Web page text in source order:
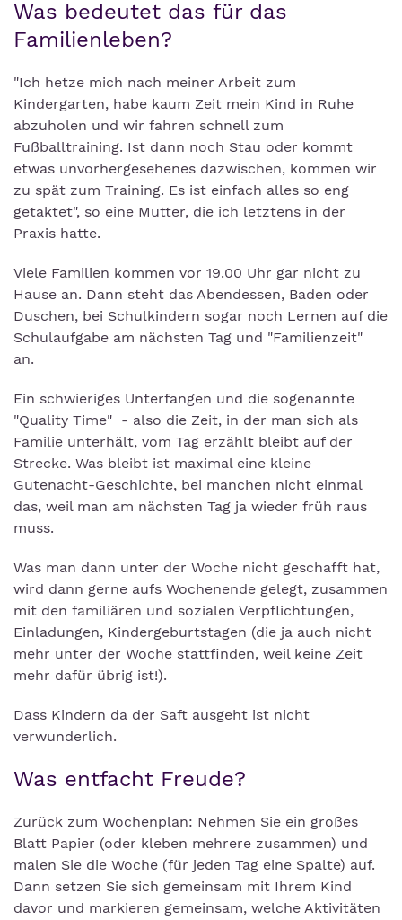
Was bedeutet das für das
Familienleben?
"Ich hetze mich nach meiner Arbeit zum
Kindergarten, habe kaum Zeit mein Kind in Ruhe
abzuholen und wir fahren schnell zum
Fußballtraining. Ist dann noch Stau oder kommt
etwas unvorhergesehenes dazwischen, kommen wir
zu spät zum Training. Es ist einfach alles so eng
getaktet", so eine Mutter, die ich letztens in der
Praxis hatte.
Viele Familien kommen vor 19.00 Uhr gar nicht zu
Hause an. Dann steht das Abendessen, Baden oder
Duschen, bei Schulkindern sogar noch Lernen auf die
Schulaufgabe am nächsten Tag und "Familienzeit"
an.
Ein schwieriges Unterfangen und die sogenannte
"Quality Time" - also die Zeit, in der man sich als
Familie unterhält, vom Tag erzählt bleibt auf der
Strecke. Was bleibt ist maximal eine kleine
Gutenacht-Geschichte, bei manchen nicht einmal
das, weil man am nächsten Tag ja wieder früh raus
muss.
Was man dann unter der Woche nicht geschafft hat,
wird dann gerne aufs Wochenende gelegt, zusammen
mit den familiären und sozialen Verpflichtungen,
Einladungen, Kindergeburtstagen (die ja auch nicht
mehr unter der Woche stattfinden, weil keine Zeit
mehr dafür übrig ist!).
Dass Kindern da der Saft ausgeht ist nicht
verwunderlich.
Was entfacht Freude?
Zurück zum Wochenplan: Nehmen Sie ein großes
Blatt Papier (oder kleben mehrere zusammen) und
malen Sie die Woche (für jeden Tag eine Spalte) auf.
Dann setzen Sie sich gemeinsam mit Ihrem Kind
davor und markieren gemeinsam, welche Aktivitäten